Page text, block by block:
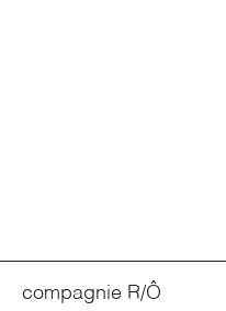
compagnie R/Ô